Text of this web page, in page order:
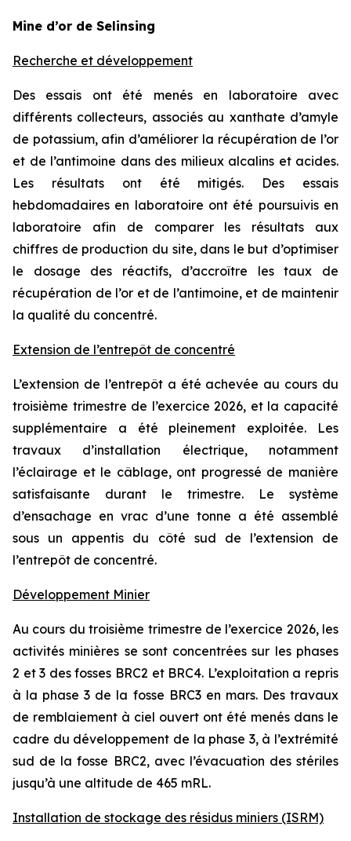
Mine d’or de Selinsing
Recherche et développement
Des essais ont été menés en laboratoire avec
différents collecteurs, associés au xanthate d’amyle
de potassium, afin d’améliorer la récupération de l’or
et de l’antimoine dans des milieux alcalins et acides.
Les résultats ont été mitigés. Des essais
hebdomadaires en laboratoire ont été poursuivis en
laboratoire afin de comparer les résultats aux
chiffres de production du site, dans le but d’optimiser
le dosage des réactifs, d’accroître les taux de
récupération de l’or et de l’antimoine, et de maintenir
la qualité du concentré.
Extension de l’entrepôt de concentré
L’extension de l’entrepôt a été achevée au cours du
troisième trimestre de l’exercice 2026, et la capacité
supplémentaire a été pleinement exploitée. Les
travaux d’installation électrique, notamment
l’éclairage et le câblage, ont progressé de manière
satisfaisante durant le trimestre. Le système
d’ensachage en vrac d’une tonne a été assemblé
sous un appentis du côté sud de l’extension de
l’entrepôt de concentré.
Développement Minier
Au cours du troisième trimestre de l’exercice 2026, les
activités minières se sont concentrées sur les phases
2 et 3 des fosses BRC2 et BRC4. L’exploitation a repris
à la phase 3 de la fosse BRC3 en mars. Des travaux
de remblaiement à ciel ouvert ont été menés dans le
cadre du développement de la phase 3, à l’extrémité
sud de la fosse BRC2, avec l’évacuation des stériles
jusqu’à une altitude de 465 mRL.
Installation de stockage des résidus miniers (ISRM)